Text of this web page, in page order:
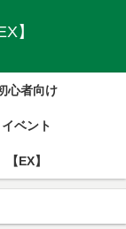
】
心者向け
イベント
【EX】